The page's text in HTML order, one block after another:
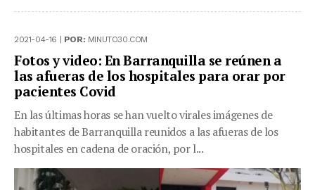
2021-04-16 | POR: MINUTO30.COM
Fotos y video: En Barranquilla se reúnen a
las afueras de los hospitales para orar por
pacientes Covid
En las últimas horas se han vuelto virales imágenes de
habitantes de Barranquilla reunidos a las afueras de los
hospitales en cadena de oración, por l...